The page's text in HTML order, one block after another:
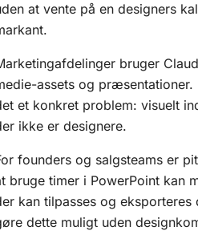
at vente på en designers
bruger
assets og
et konkret problem: visuelt
ikke er designere.
founders og salgsteams er
bruge timer i PowerPoint kan
kan tilpasses og
dette muligt uden